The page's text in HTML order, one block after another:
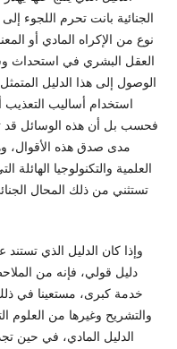
الجنائية بانت تحرم اللجوء
نوع من الإكراه المادي أو
العقل البشري في استحداث
الوصول إلى هذا الدليل
استخدام أساليب التعذيب
فحسب بل أن هذه الوسائل قد
مدى صدق هذه الأقوال،
العلمية والتكنولوجيا
تستثني من ذلك المحال
وإذا كان الدليل الذي
دليل قولي، فإنه من
خدمة كبرى، مستعينا في ذلك
والتشريح وغيرها من
الدليل المادي، في حين